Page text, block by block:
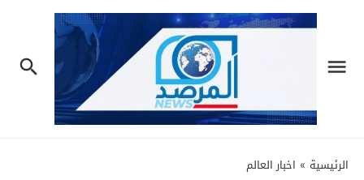
الرئيسية » اخبار العالم